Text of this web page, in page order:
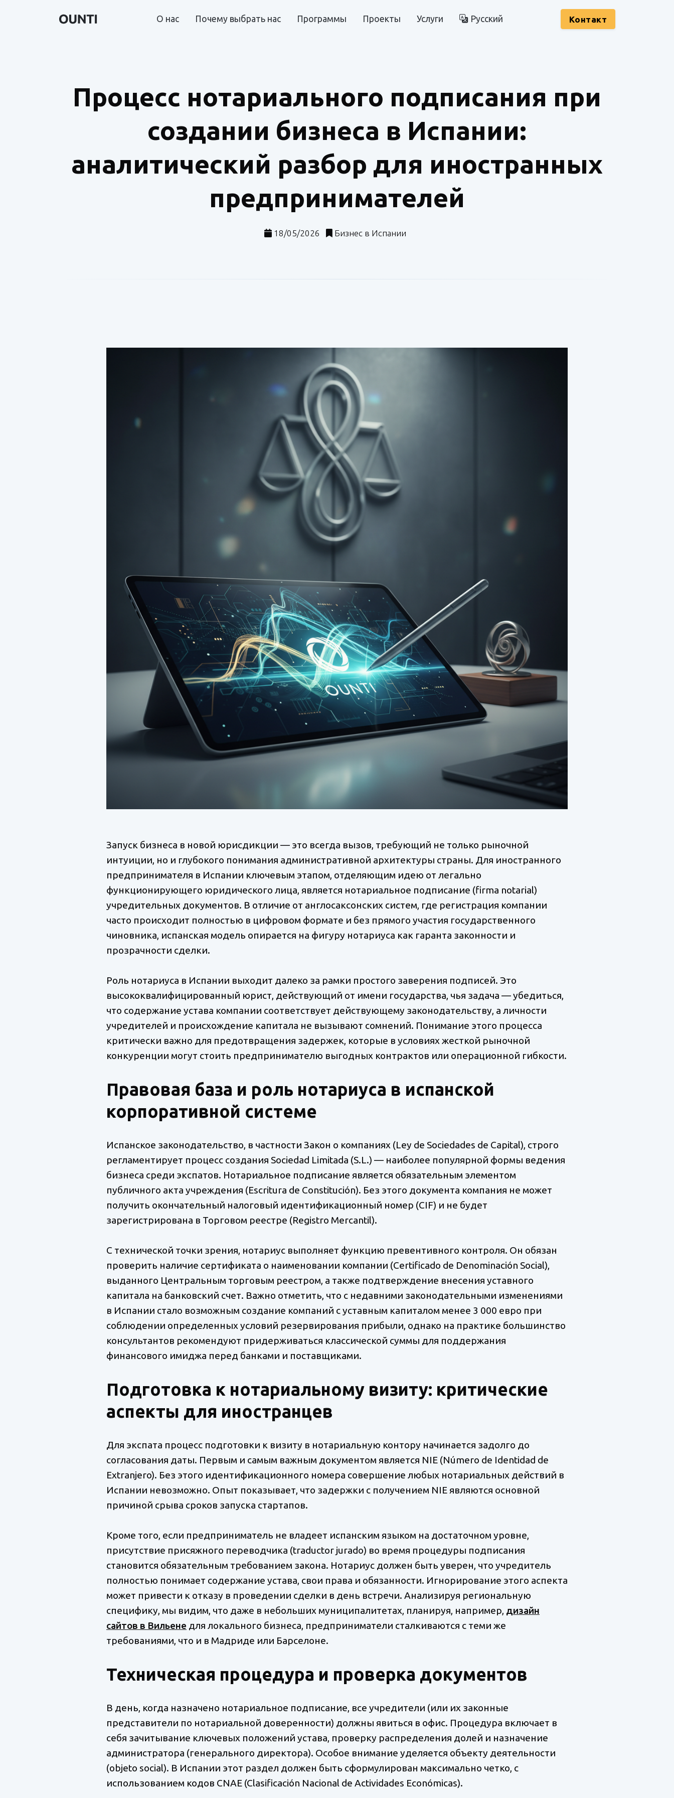
О нас Почему выбрать нас Программы Проекты Услуги Русский Kонтакт
Процесс нотариального подписания при
создании бизнеса в Испании:
аналитический разбор для иностранных
предпринимателей
18/05/2026 Бизнес в Испании
Запуск бизнеса в новой юрисдикции — это всегда вызов, требующий не только рыночной
интуиции, но и глубокого понимания административной архитектуры страны. Для иностранного
предпринимателя в Испании ключевым этапом, отделяющим идею от легально
функционирующего юридического лица, является нотариальное подписание (firma notarial)
учредительных документов. В отличие от англосаксонских систем, где регистрация компании
часто происходит полностью в цифровом формате и без прямого участия государственного
чиновника, испанская модель опирается на фигуру нотариуса как гаранта законности и
прозрачности сделки.
Роль нотариуса в Испании выходит далеко за рамки простого заверения подписей. Это
высококвалифицированный юрист, действующий от имени государства, чья задача — убедиться,
что содержание устава компании соответствует действующему законодательству, а личности
учредителей и происхождение капитала не вызывают сомнений. Понимание этого процесса
критически важно для предотвращения задержек, которые в условиях жесткой рыночной
конкуренции могут стоить предпринимателю выгодных контрактов или операционной гибкости.
Правовая база и роль нотариуса в испанской
корпоративной системе
Испанское законодательство, в частности Закон о компаниях (Ley de Sociedades de Capital), строго
регламентирует процесс создания Sociedad Limitada (S.L.) — наиболее популярной формы ведения
бизнеса среди экспатов. Нотариальное подписание является обязательным элементом
публичного акта учреждения (Escritura de Constitución). Без этого документа компания не может
получить окончательный налоговый идентификационный номер (CIF) и не будет
зарегистрирована в Торговом реестре (Registro Mercantil).
С технической точки зрения, нотариус выполняет функцию превентивного контроля. Он обязан
проверить наличие сертификата о наименовании компании (Certificado de Denominación Social),
выданного Центральным торговым реестром, а также подтверждение внесения уставного
капитала на банковский счет. Важно отметить, что с недавними законодательными изменениями
в Испании стало возможным создание компаний с уставным капиталом менее 3 000 евро при
соблюдении определенных условий резервирования прибыли, однако на практике большинство
консультантов рекомендуют придерживаться классической суммы для поддержания
финансового имиджа перед банками и поставщиками.
Подготовка к нотариальному визиту: критические
аспекты для иностранцев
Для экспата процесс подготовки к визиту в нотариальную контору начинается задолго до
согласования даты. Первым и самым важным документом является NIE (Número de Identidad de
Extranjero). Без этого идентификационного номера совершение любых нотариальных действий в
Испании невозможно. Опыт показывает, что задержки с получением NIE являются основной
причиной срыва сроков запуска стартапов.
Кроме того, если предприниматель не владеет испанским языком на достаточном уровне,
присутствие присяжного переводчика (traductor jurado) во время процедуры подписания
становится обязательным требованием закона. Нотариус должен быть уверен, что учредитель
полностью понимает содержание устава, свои права и обязанности. Игнорирование этого аспекта
может привести к отказу в проведении сделки в день встречи. Анализируя региональную
специфику, мы видим, что даже в небольших муниципалитетах, планируя, например, дизайн
сайтов в Вильене для локального бизнеса, предприниматели сталкиваются с теми же
требованиями, что и в Мадриде или Барселоне.
Техническая процедура и проверка документов
В день, когда назначено нотариальное подписание, все учредители (или их законные
представители по нотариальной доверенности) должны явиться в офис. Процедура включает в
себя зачитывание ключевых положений устава, проверку распределения долей и назначение
администратора (генерального директора). Особое внимание уделяется объекту деятельности
(objeto social). В Испании этот раздел должен быть сформулирован максимально четко, с
использованием кодов CNAE (Clasificación Nacional de Actividades Económicas).